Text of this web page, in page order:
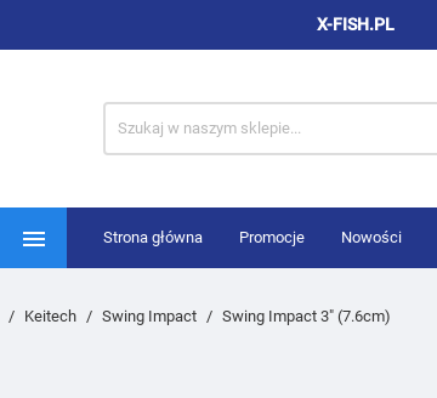
X-FISH.PL
 Strona główna Promocje Nowości
Keitech Swing Impact Swing Impact 3" (7.6cm)